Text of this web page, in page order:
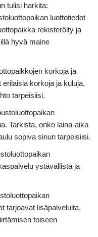
tulisi harkita:
luottotiedot
rekisteröity ja
hyvä maine
korkoja ja
korkoja ja kuluja,
tarpeisiisi.
Tarkista, onko laina-aika
sopiva sinun tarpeisiisi.
ystävällistä ja
tarjoavat lisäpalveluita,
toiseen